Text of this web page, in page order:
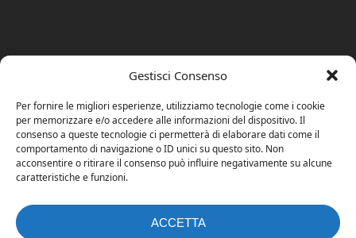
Gestisci Consenso
Per fornire le migliori esperienze, utilizziamo tecnologie come i cookie
per memorizzare e/o accedere alle informazioni del dispositivo. Il
consenso a queste tecnologie ci permetterà di elaborare dati come il
comportamento di navigazione o ID unici su questo sito. Non
acconsentire o ritirare il consenso può influire negativamente su alcune
caratteristiche e funzioni.
ACCETTA